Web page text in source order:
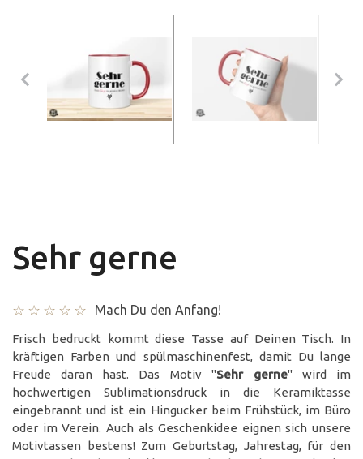
Sehr gerne
Mach Du den Anfang!
Frisch bedruckt kommt diese Tasse auf Deinen Tisch. In
kräftigen Farben und spülmaschinenfest, damit Du lange
Freude daran hast. Das Motiv "Sehr gerne" wird im
hochwertigen Sublimationsdruck in die Keramiktasse
eingebrannt und ist ein Hingucker beim Frühstück, im Büro
oder im Verein. Auch als Geschenkidee eignen sich unsere
Motivtassen bestens! Zum Geburtstag, Jahrestag, für den